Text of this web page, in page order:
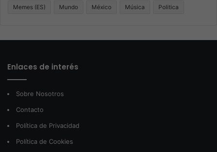
Memes (ES) Mundo México Música Politica
Enlaces de interés
Sobre Nosotros
Contacto
Política de Privacidad
Política de Cookies